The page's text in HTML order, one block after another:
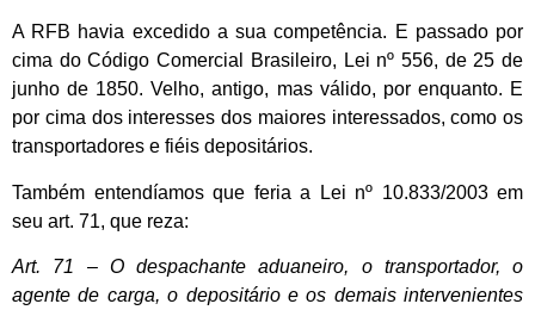
A RFB havia excedido a sua competência. E passado por
cima do Código Comercial Brasileiro, Lei nº 556, de 25 de
junho de 1850. Velho, antigo, mas válido, por enquanto. E
por cima dos interesses dos maiores interessados, como os
transportadores e fiéis depositários.
Também entendíamos que feria a Lei nº 10.833/2003 em
seu art. 71, que reza:
Art. 71 – O despachante aduaneiro, o transportador, o
agente de carga, o depositário e os demais intervenientes